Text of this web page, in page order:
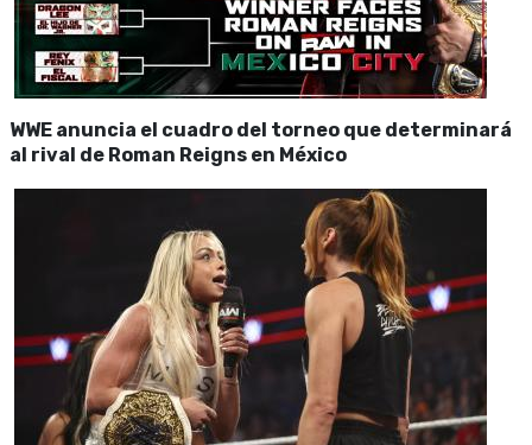
WWE anuncia el cuadro del torneo que determinará
al rival de Roman Reigns en México